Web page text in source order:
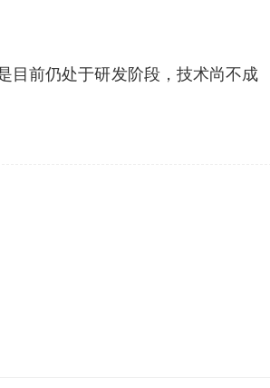
目前仍处于研发阶段，技术尚不成